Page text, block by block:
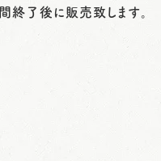
終了後に販売致します。